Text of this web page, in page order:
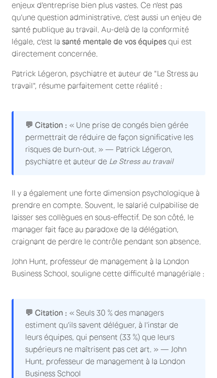
enjeux d'entreprise bien plus vastes. Ce n'est pas
qu'une question administrative, c'est aussi un enjeu de
santé publique au travail. Au-delà de la conformité
légale, c'est la santé mentale de vos équipes qui est
directement concernée.
Patrick Légeron, psychiatre et auteur de "Le Stress au
travail", résume parfaitement cette réalité :
💬 Citation : « Une prise de congés bien gérée
permettrait de réduire de façon significative les
risques de burn-out. » — Patrick Légeron,
psychiatre et auteur de Le Stress au travail
Il y a également une forte dimension psychologique à
prendre en compte. Souvent, le salarié culpabilise de
laisser ses collègues en sous-effectif. De son côté, le
manager fait face au paradoxe de la délégation,
craignant de perdre le contrôle pendant son absence.
John Hunt, professeur de management à la London
Business School, souligne cette difficulté managériale :
💬 Citation : « Seuls 30 % des managers
estiment qu'ils savent déléguer, à l'instar de
leurs équipes, qui pensent (33 %) que leurs
supérieurs ne maîtrisent pas cet art. » — John
Hunt, professeur de management à la London
Business School